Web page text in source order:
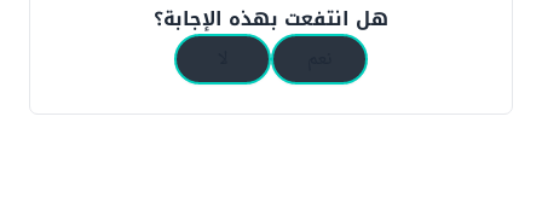
هل انتفعت بهذه الإجابة؟